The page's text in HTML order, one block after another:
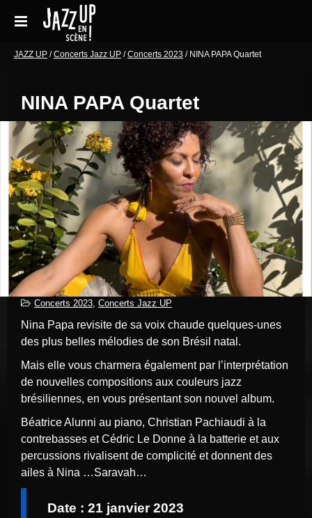
Accueil
Galeries de photos
Le festival en pratique
Soutenir le festival
Blog
Archives Concerts
Newsletter
Contact
JAZZ UP/Concerts Jazz UP/Concerts 2023 / NINA PAPA Quartet
NINA PAPA Quartet
Concerts 2023, Concerts Jazz UP
Nina Papa revisite de sa voix chaude quelques-unes
des plus belles mélodies de son Brésil natal.
Mais elle vous charmera également par l’interprétation
de nouvelles compositions aux couleurs jazz
brésiliennes, en vous présentant son nouvel album.
Béatrice Alunni au piano, Christian Pachiaudi à la
contrebasses et Cédric Le Donne à la batterie et aux
percussions rivalisent de complicité et donnent des
ailes à Nina …Saravah…
Date : 21 janvier 2023